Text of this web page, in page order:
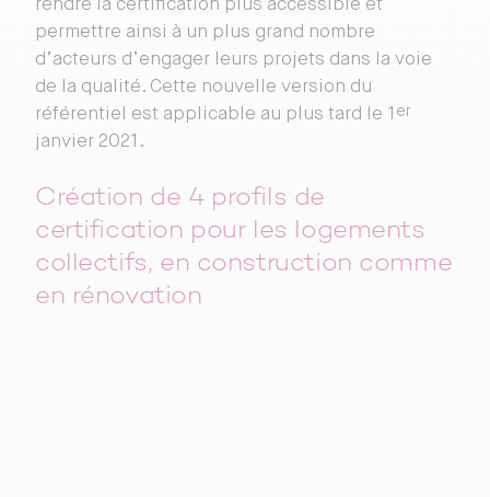
rendre la certification plus accessible et
permettre ainsi à un plus grand nombre
d’acteurs d’engager leurs projets dans la voie
de la qualité. Cette nouvelle version du
référentiel est applicable au plus tard le 1 er
janvier 2021.
Création de 4 profils de
certification pour les logements
collectifs, en construction comme
en rénovation